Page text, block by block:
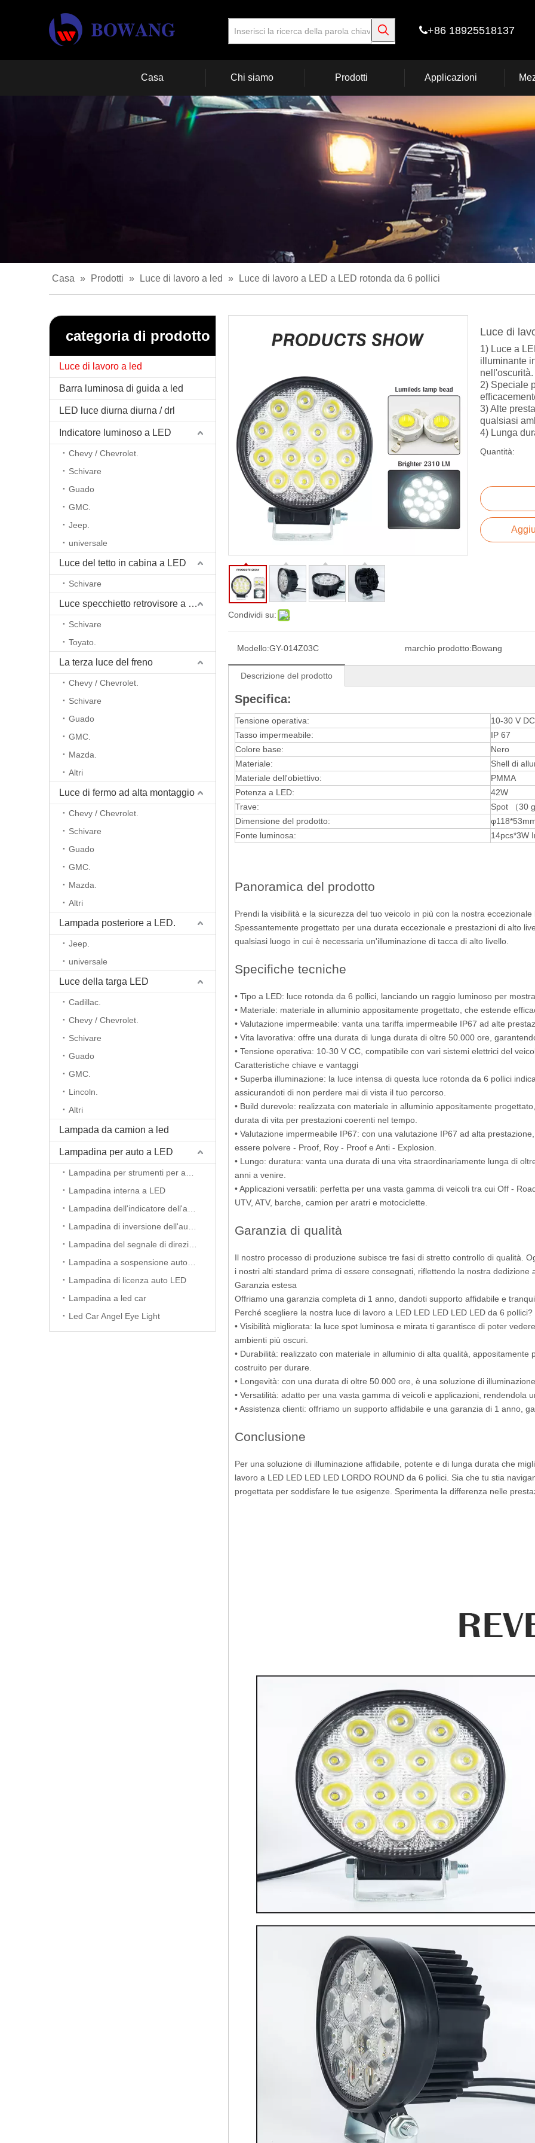
+86 18925518137
Casa Chi siamo Prodotti Applicazioni
Casa » Prodotti » Luce di lavoro a led » Luce di lavoro a LED a LED rotonda da 6 pollici
categoria di prodotto
Luce di lavoro a led
Barra luminosa di guida a led
LED luce diurna diurna / drl
Indicatore luminoso a LED
Chevy / Chevrolet.
Schivare
Guado
GMC.
Jeep.
universale
Luce del tetto in cabina a LED
Schivare
Luce specchietto retrovisore a retrovisore a LED
Schivare
Toyato.
La terza luce del freno
Chevy / Chevrolet.
Schivare
Guado
GMC.
Mazda.
Altri
Luce di fermo ad alta montaggio
Chevy / Chevrolet.
Schivare
Guado
GMC.
Mazda.
Altri
Lampada posteriore a LED.
Jeep.
universale
Luce della targa LED
Cadillac.
Chevy / Chevrolet.
Schivare
Guado
GMC.
Lincoln.
Altri
Lampada da camion a led
Lampadina per auto a LED
Lampadina interna a LED
Lampadina di licenza auto LED
Lampadina a led car
Led Car Angel Eye Light
Condividi su:
Luce di
1) Luce a
illuminante
nell'oscurità.
2) Speciale
3) Alte
qualsiasi
4) Lunga
Quantità:
Modello:GY-014Z03C marchio prodotto:Bowang
Descrizione del prodotto
Specifica:
Tensione operativa:
10-30 V DC
Tasso impermeabile:
IP 67
Colore base:
Nero
Materiale:
Shell di
Materiale dell'obiettivo:
PMMA
Potenza a LED:
42W
Trave:
Spot （30
Dimensione del prodotto:
Fonte luminosa:
14pcs*3W
Panoramica del prodotto
Prendi la visibilità e la sicurezza del tuo veicolo in più con la nostra eccezionale
Spessantemente progettato per una durata eccezionale e prestazioni di alto
qualsiasi luogo in cui è necessaria un'illuminazione di tacca di alto livello.
Specifiche tecniche
• Tipo a LED: luce rotonda da 6 pollici, lanciando un raggio luminoso per
• Materiale: materiale in alluminio appositamente progettato, che estende
• Valutazione impermeabile: vanta una tariffa impermeabile IP67 ad alte
• Vita lavorativa: offre una durata di lunga durata di oltre 50.000 ore,
• Tensione operativa: 10-30 V CC, compatibile con vari sistemi elettrici del
Caratteristiche chiave e vantaggi
• Superba illuminazione: la luce intensa di questa luce rotonda da 6 pollici
assicurandoti di non perdere mai di vista il tuo percorso.
• Build durevole: realizzata con materiale in alluminio appositamente
durata di vita per prestazioni coerenti nel tempo.
• Valutazione impermeabile IP67: con una valutazione IP67 ad alta
essere polvere - Proof, Roy - Proof e Anti - Explosion.
• Lungo: duratura: vanta una durata di una vita straordinariamente lunga di
anni a venire.
• Applicazioni versatili: perfetta per una vasta gamma di veicoli tra cui Off -
UTV, ATV, barche, camion per aratri e motociclette.
Garanzia di qualità
Il nostro processo di produzione subisce tre fasi di stretto controllo di qualità.
i nostri alti standard prima di essere consegnati, riflettendo la nostra dedizione
Garanzia estesa
Offriamo una garanzia completa di 1 anno, dandoti supporto affidabile e
Perché scegliere la nostra luce di lavoro a LED LED LED LED LED da 6 pollici?
• Visibilità migliorata: la luce spot luminosa e mirata ti garantisce di poter
ambienti più oscuri.
• Durabilità: realizzato con materiale in alluminio di alta qualità,
costruito per durare.
• Longevità: con una durata di oltre 50.000 ore, è una soluzione di
• Versatilità: adatto per una vasta gamma di veicoli e applicazioni, rendendola
• Assistenza clienti: offriamo un supporto affidabile e una garanzia di 1 anno,
Conclusione
Per una soluzione di illuminazione affidabile, potente e di lunga durata che
lavoro a LED LED LED LED LORDO ROUND da 6 pollici. Sia che tu stia
progettata per soddisfare le tue esigenze. Sperimenta la differenza nelle